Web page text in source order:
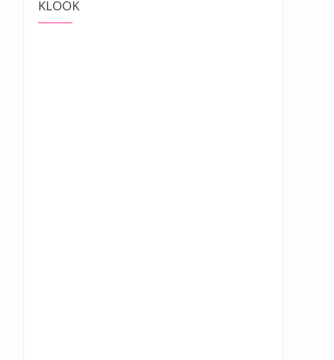
KLOOK